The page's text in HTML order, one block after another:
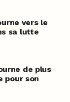
vers le
sa lutte
de plus
pour son